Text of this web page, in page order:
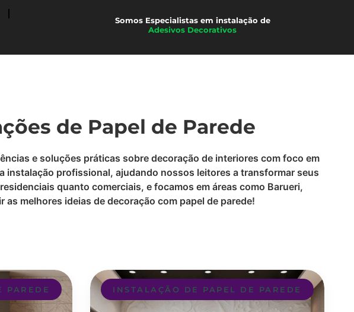
Somos Especialistas em instalação de
instalação profissional, ajudando nossos leitores a transformar seus
quanto comerciais, e focamos em áreas como Barueri,
melhores ideias de decoração com papel de parede!
PAREDE INSTALAÇÃO DE PAPEL DE PAREDE